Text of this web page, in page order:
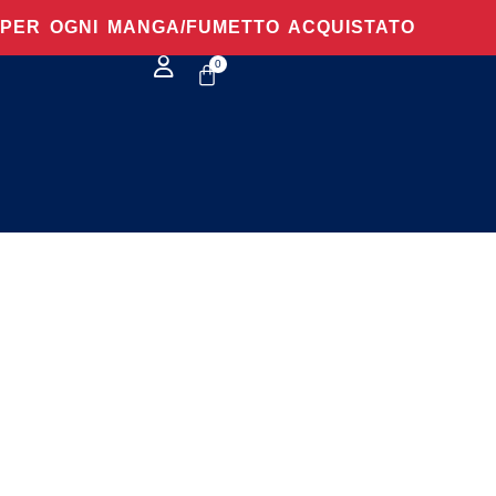
OGNI MANGA/FUMETTO ACQUISTATO
0